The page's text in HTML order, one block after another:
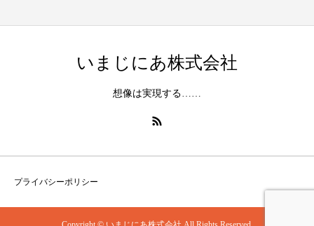
いまじにあ株式会社
想像は実現する……
プライバシーポリシー